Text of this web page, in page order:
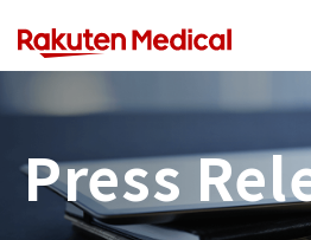
Press